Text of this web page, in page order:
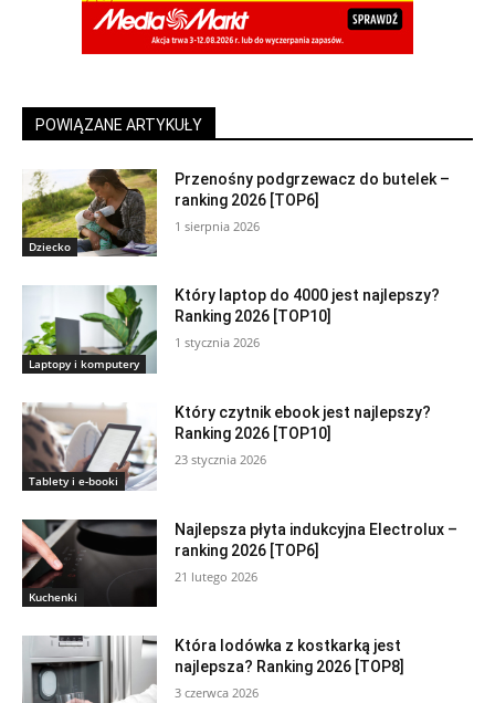
POWIĄZANE ARTYKUŁY
Dziecko
Przenośny podgrzewacz do butelek –
ranking 2026 [TOP6]
1 sierpnia 2026
Laptopy i komputery
Który laptop do 4000 jest najlepszy?
Ranking 2026 [TOP10]
1 stycznia 2026
Tablety i e-booki
Który czytnik ebook jest najlepszy?
Ranking 2026 [TOP10]
23 stycznia 2026
Kuchenki
Najlepsza płyta indukcyjna Electrolux –
ranking 2026 [TOP6]
21 lutego 2026
Która lodówka z kostkarką jest
najlepsza? Ranking 2026 [TOP8]
3 czerwca 2026